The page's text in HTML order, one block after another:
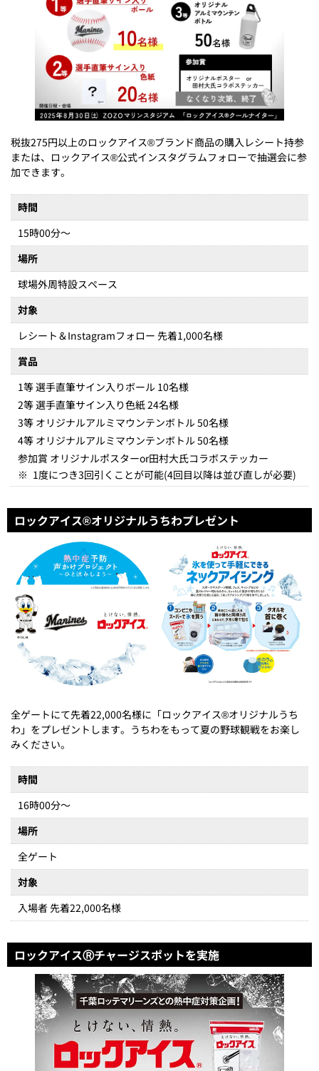
税抜275円以上のロックアイス®ブランド商品の購入レシート持参
または、ロックアイス®公式インスタグラムフォローで抽選会に参
加できます。
時間
15時00分～
場所
球場外周特設スペース
対象
レシート＆Instagramフォロー 先着1,000名様
賞品
1等 選手直筆サイン入りボール 10名様
2等 選手直筆サイン入り色紙 24名様
3等 オリジナルアルミマウンテンボトル 50名様
4等 オリジナルアルミマウンテンボトル 50名様
参加賞 オリジナルポスターor田村大氏コラボステッカー
※ 1度につき3回引くことが可能(4回目以降は並び直しが必要)
ロックアイス®オリジナルうちわプレゼント
全ゲートにて先着22,000名様に「ロックアイス®オリジナルうち
わ」をプレゼントします。うちわをもって夏の野球観戦をお楽し
みください。
時間
16時00分～
場所
全ゲート
対象
入場者 先着22,000名様
ロックアイスⓇチャージスポットを実施